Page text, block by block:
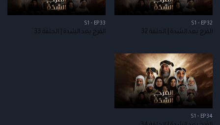
S1 - EP32
الفرج بعد الشدة | الحلقة 32
S1 - EP33
الفرج بعد الشدة | الحلقة 33
S1 - EP34